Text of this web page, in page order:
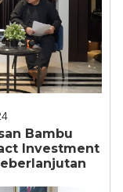
Bambu
Investment